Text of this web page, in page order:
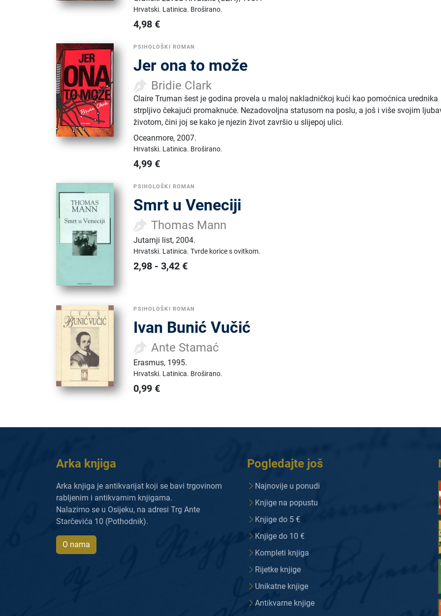
Hrvatski. Latinica. Broširano.
4,98 €
PSIHOLOŠKI ROMAN
Jer ona to može
Bridie Clark
Claire Truman šest je godina provela u maloj nakladničkoj kući kao pomoćnica urednika
strpljivo čekajući promaknuće. Nezadovoljna statusom na poslu, a još i više svojim
životom, čini joj se kako je njezin život završio u slijepoj ulici.
Oceanmore,2007.
Hrvatski. Latinica. Broširano.
4,99 €
PSIHOLOŠKI ROMAN
Smrt u Veneciji
Thomas Mann
Jutarnji list,2004.
Hrvatski. Latinica.Tvrde korice s ovitkom.
2,98 -3,42 €
PSIHOLOŠKI ROMAN
Ivan Bunić Vučić
Ante Stamać
Erasmus, 1995.
Hrvatski. Latinica. Broširano.
0,99 €
Arka knjiga
Arka knjiga je antikvarijat koji se bavi trgovinom
rabljenim i antikvarnim knjigama.
Nalazimo se u Osijeku, na adresi Trg Ante
Starčevića 10 (Pothodnik).
O nama
Pogledajte još
Najnovije u ponudi
Knjige na popustu
Knjige do 5 €
Knjige do 10 €
Kompleti knjiga
Rijetke knjige
Unikatne knjige
Antikvarne knjige